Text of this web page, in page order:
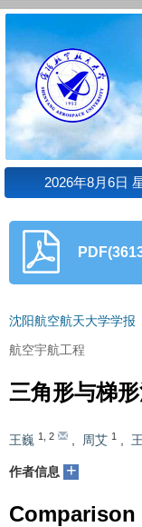
2026年8月6日
沈阳航空航天大学学报
航空宇航工程
三角形与梯
王巍 1 2 周艾 1
作者信息 +